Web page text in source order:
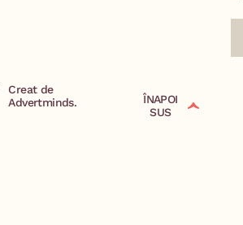
Creat de
Advertminds.
ÎNAPOI
SUS